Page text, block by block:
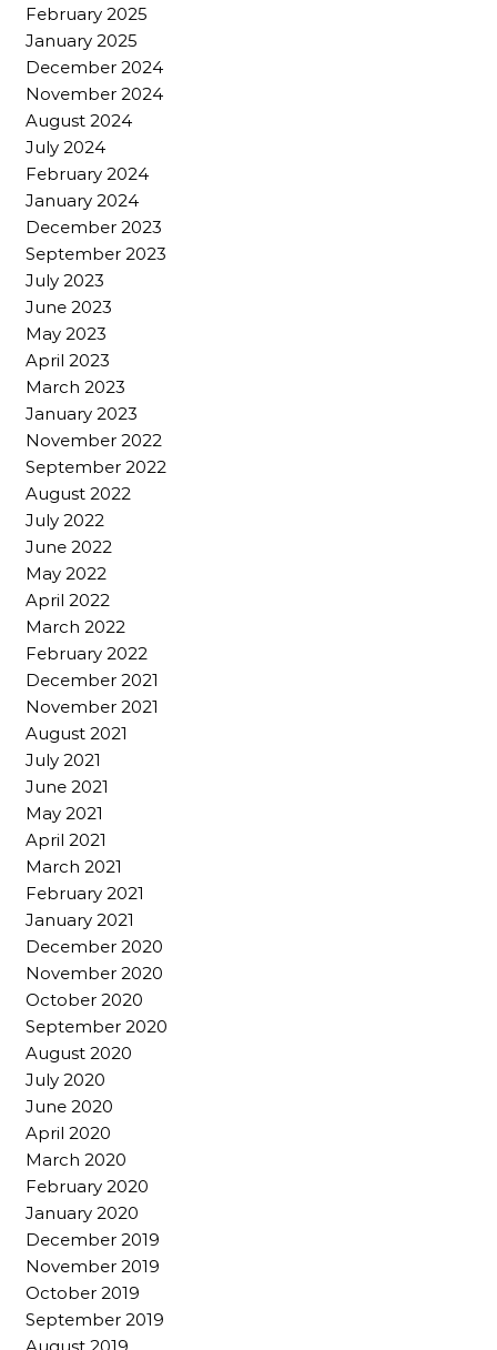
February 2025
January 2025
December 2024
November 2024
August 2024
July 2024
February 2024
January 2024
December 2023
September 2023
July 2023
June 2023
May 2023
April 2023
March 2023
January 2023
November 2022
September 2022
August 2022
July 2022
June 2022
May 2022
April 2022
March 2022
February 2022
December 2021
November 2021
August 2021
July 2021
June 2021
May 2021
April 2021
March 2021
February 2021
January 2021
December 2020
November 2020
October 2020
September 2020
August 2020
July 2020
June 2020
April 2020
March 2020
February 2020
January 2020
December 2019
November 2019
October 2019
September 2019